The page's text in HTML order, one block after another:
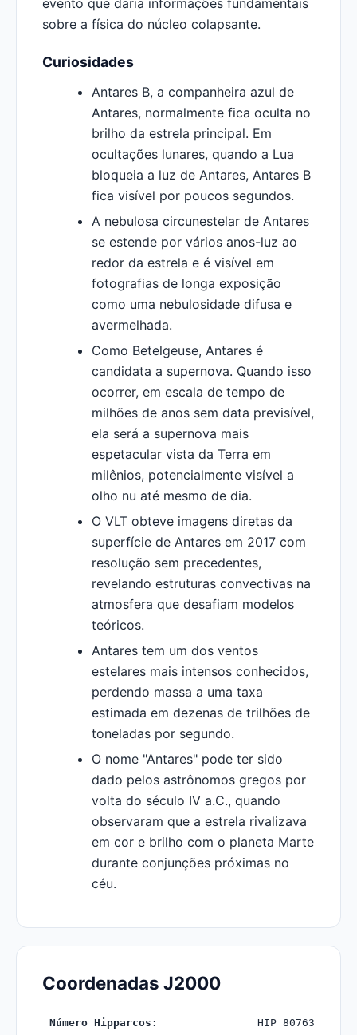
evento que daria informações fundamentais
sobre a física do núcleo colapsante.
Curiosidades
Antares B, a companheira azul de
Antares, normalmente fica oculta no
brilho da estrela principal. Em
ocultações lunares, quando a Lua
bloqueia a luz de Antares, Antares B
fica visível por poucos segundos.
A nebulosa circunestelar de Antares
se estende por vários anos-luz ao
redor da estrela e é visível em
fotografias de longa exposição
como uma nebulosidade difusa e
avermelhada.
Como Betelgeuse, Antares é
candidata a supernova. Quando isso
ocorrer, em escala de tempo de
milhões de anos sem data previsível,
ela será a supernova mais
espetacular vista da Terra em
milênios, potencialmente visível a
olho nu até mesmo de dia.
O VLT obteve imagens diretas da
superfície de Antares em 2017 com
resolução sem precedentes,
revelando estruturas convectivas na
atmosfera que desafiam modelos
teóricos.
Antares tem um dos ventos
estelares mais intensos conhecidos,
perdendo massa a uma taxa
estimada em dezenas de trilhões de
toneladas por segundo.
O nome "Antares" pode ter sido
dado pelos astrônomos gregos por
volta do século IV a.C., quando
observaram que a estrela rivalizava
em cor e brilho com o planeta Marte
durante conjunções próximas no
céu.
Coordenadas J2000
Número Hipparcos: HIP 80763